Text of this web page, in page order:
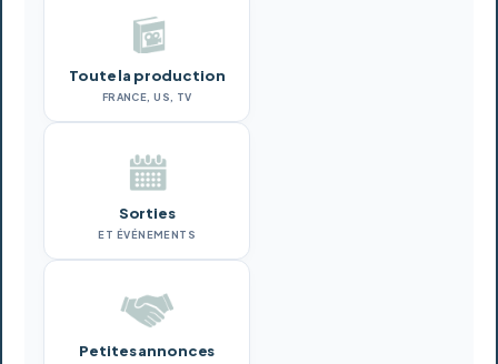
Toute la production
FRANCE, US, TV
Sorties
ET ÉVÉNEMENTS
Petites annonces